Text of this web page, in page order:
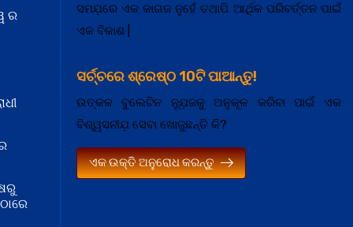
ର
ସମଯ଼ରେ ଏକ କାଗଜ ନୁହେଁ ତଥାପି ଆର୍ଥିକ ପରିବର୍ତ୍ତନ ପାଇଁ
ଏକ ବିକାଶ |
ସର୍ଚ୍ଚରେ ଶ୍ରେଷ୍ଠ 10ଟି ପାଆନ୍ତୁ!
ଉତ୍କଳ ବୁଲେଟିନ ନ୍ଯ଼ୁଜକୁ ଅନୁକୂଳ କରିବା ପାଇଁ ଏକ
ବିଶ୍ୱସନୀଯ଼ ସେବା ଖୋଜୁଛନ୍ତି କି?
ଏକ ଉକ୍ତି ଅନୁରୋଧ କରନ୍ତୁ